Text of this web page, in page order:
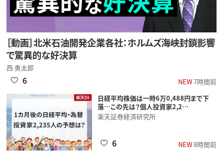
［動画］北米石油開発企業各社：ホルムズ海峡封鎖影響
で驚異的な好決算
西 勇太郎
NEW7時間前
6
日経平均株価は一時6万0,488円まで下
落…この先は？個人投資家2,2…
楽天証券経済研究所
NEW8時間前
6